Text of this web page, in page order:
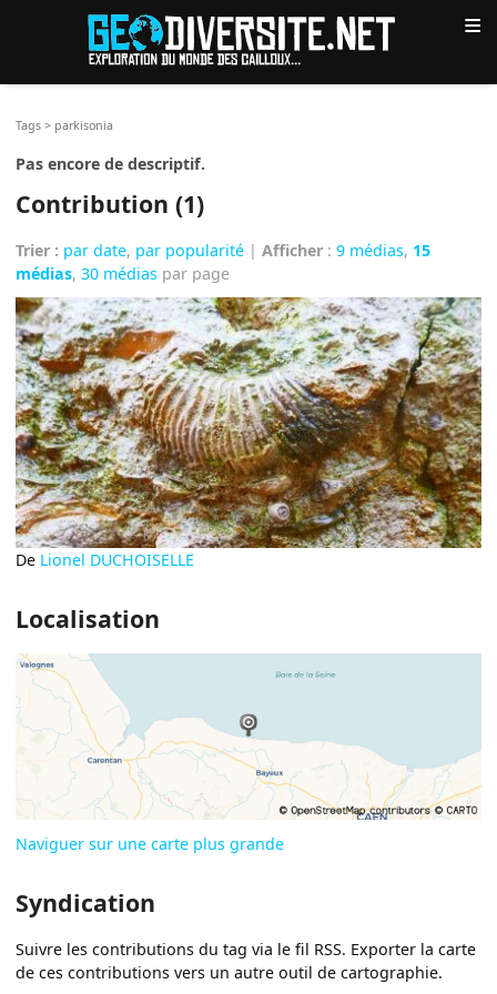
≡
Tags > parkisonia
Pas encore de descriptif.
Contribution (1)
Trier : par date, par popularité |Afficher :9 médias, 15
médias,30 médias par page
De Lionel DUCHOISELLE
Localisation
Naviguer sur une carte plus grande
Syndication
Suivre les contributions du tag via le fil RSS. Exporter la carte
de ces contributions vers un autre outil de cartographie.